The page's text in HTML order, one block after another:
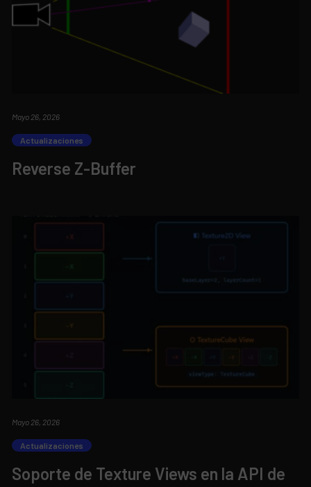
Mayo 26, 2026
Actualizaciones
Reverse Z-Buffer
Mayo 26, 2026
Actualizaciones
Soporte de Texture Views en la API de